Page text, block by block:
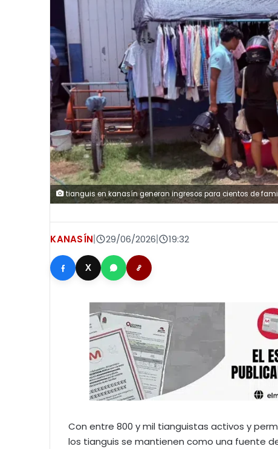
tianguis en kanasín generan ingresos para cientos de
KANASÍN| 29/06/2026| 19:32
X
Con entre 800 y mil tianguistas activos y
los tianguis se mantienen como una fuente